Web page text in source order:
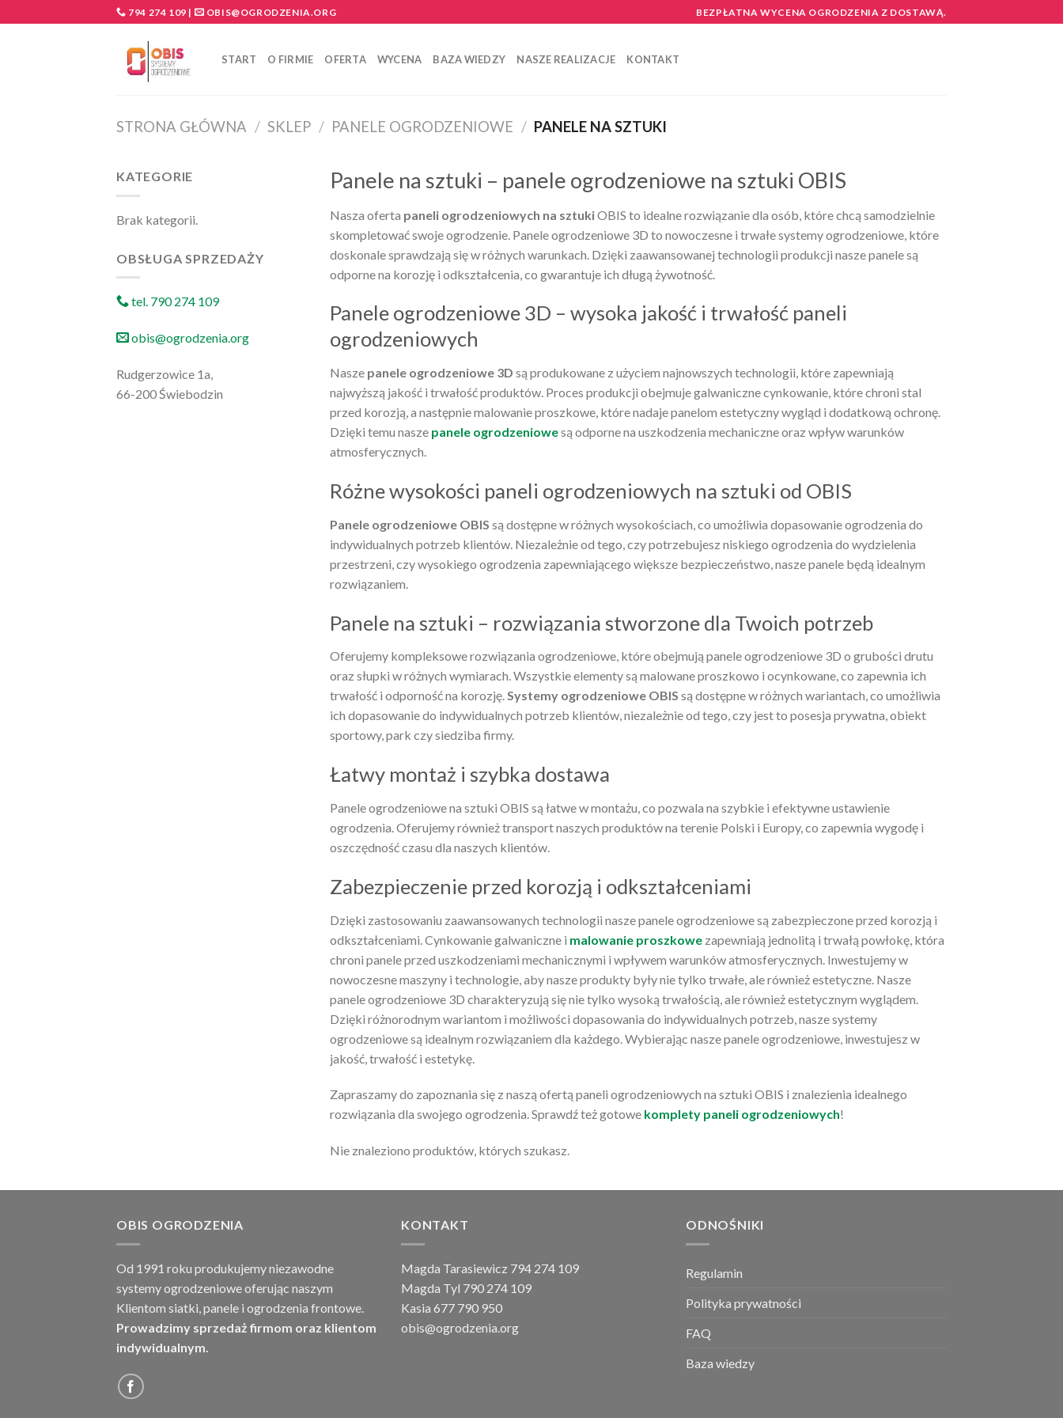
to
794 274 109 | OBIS@OGRODZENIA.ORG BEZPŁATNA WYCENA OGRODZENIA Z DOSTAWĄ.
START O FIRMIE OFERTA WYCENA BAZA WIEDZY NASZE REALIZACJE KONTAKT
STRONA GŁÓWNA / SKLEP / PANELE OGRODZENIOWE / PANELE NA SZTUKI
KATEGORIE
Brak kategorii.
OBSŁUGA SPRZEDAŻY
tel. 790 274 109
obis@ogrodzenia.org
Rudgerzowice 1a,
66-200 Świebodzin
Panele na sztuki – panele ogrodzeniowe na sztuki OBIS
Nasza oferta paneli ogrodzeniowych na sztukiOBIS to idealne rozwiązanie dla osób, które chcą samodzielnie
skompletować swoje ogrodzenie. Panele ogrodzeniowe 3D to nowoczesne i trwałe systemy ogrodzeniowe, które
doskonale sprawdzają się w różnych warunkach. Dzięki zaawansowanej technologii produkcji nasze panele są
odporne na korozję i odkształcenia, co gwarantuje ich długą żywotność.
Panele ogrodzeniowe 3D – wysoka jakość i trwałość paneli
ogrodzeniowych
Nasze panele ogrodzeniowe 3D są produkowane z użyciem najnowszych technologii, które zapewniają
najwyższą jakość i trwałość produktów. Proces produkcji obejmuje galwaniczne cynkowanie, które chroni stal
przed korozją, a następnie malowanie proszkowe, które nadaje panelom estetyczny wygląd i dodatkową ochronę.
Dzięki temu nasze panele ogrodzeniowesą odporne na uszkodzenia mechaniczne oraz wpływ warunków
atmosferycznych.
Różne wysokości paneli ogrodzeniowych na sztuki od OBIS
Panele ogrodzeniowe OBIS są dostępne w różnych wysokościach, co umożliwia dopasowanie ogrodzenia do
indywidualnych potrzeb klientów. Niezależnie od tego, czy potrzebujesz niskiego ogrodzenia do wydzielenia
przestrzeni, czy wysokiego ogrodzenia zapewniającego większe bezpieczeństwo, nasze panele będą idealnym
rozwiązaniem.
Panele na sztuki – rozwiązania stworzone dla Twoich potrzeb
Oferujemy kompleksowe rozwiązania ogrodzeniowe, które obejmują panele ogrodzeniowe 3D o grubości drutu
oraz słupki w różnych wymiarach. Wszystkie elementy są malowane proszkowo i ocynkowane, co zapewnia ich
trwałość i odporność na korozję.Systemy ogrodzeniowe OBIS są dostępne w różnych wariantach, co umożliwia
ich dopasowanie do indywidualnych potrzeb klientów, niezależnie od tego, czy jest to posesja prywatna, obiekt
sportowy, park czy siedziba firmy.
Łatwy montaż i szybka dostawa
Panele ogrodzeniowe na sztuki OBIS są łatwe w montażu, co pozwala na szybkie i efektywne ustawienie
ogrodzenia. Oferujemy również transport naszych produktów na terenie Polski i Europy, co zapewnia wygodę i
oszczędność czasu dla naszych klientów.
Zabezpieczenie przed korozją i odkształceniami
Dzięki zastosowaniu zaawansowanych technologii nasze panele ogrodzeniowe są zabezpieczone przed korozją i
odkształceniami. Cynkowanie galwaniczne i malowanie proszkowe zapewniają jednolitą i trwałą powłokę, która
chroni panele przed uszkodzeniami mechanicznymi i wpływem warunków atmosferycznych. Inwestujemy w
nowoczesne maszyny i technologie, aby nasze produkty były nie tylko trwałe, ale również estetyczne. Nasze
panele ogrodzeniowe 3D charakteryzują się nie tylko wysoką trwałością, ale również estetycznym wyglądem.
Dzięki różnorodnym wariantom i możliwości dopasowania do indywidualnych potrzeb, nasze systemy
ogrodzeniowe są idealnym rozwiązaniem dla każdego. Wybierając nasze panele ogrodzeniowe, inwestujesz w
jakość, trwałość i estetykę.
Zapraszamy do zapoznania się z naszą ofertą paneli ogrodzeniowych na sztuki OBIS i znalezienia idealnego
rozwiązania dla swojego ogrodzenia. Sprawdź też gotowe komplety paneli ogrodzeniowych!
Nie znaleziono produktów, których szukasz.
OBIS OGRODZENIA
Od 1991 roku produkujemy niezawodne
systemy ogrodzeniowe oferując naszym
Klientom siatki, panele i ogrodzenia frontowe.
Prowadzimy sprzedaż firmom oraz klientom
indywidualnym.
KONTAKT
Magda Tarasiewicz 794 274 109
Magda Tyl 790 274 109
Kasia 677 790 950
obis@ogrodzenia.org
ODNOŚNIKI
Regulamin
Polityka prywatności
FAQ
Baza wiedzy